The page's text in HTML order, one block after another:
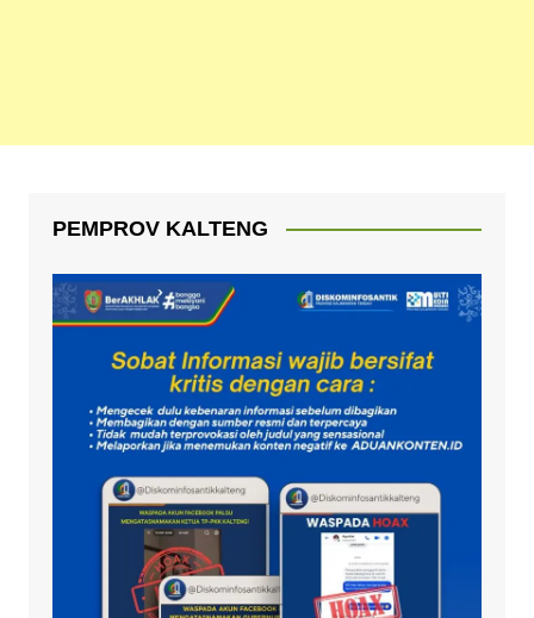
PEMPROV KALTENG